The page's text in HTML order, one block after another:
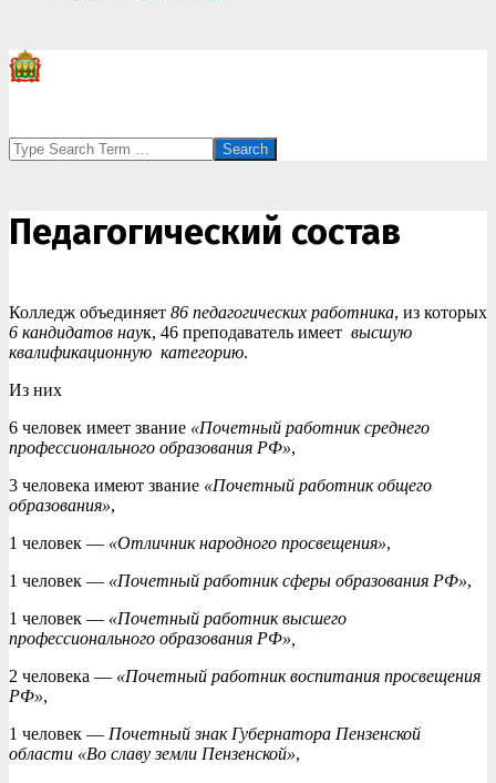
Search
Педагогический состав
Колледж объединяет 86 педагогических работника, из которых
6 кандидатов наук, 46 преподаватель имеет высшую
квалификационную категорию.
Из них
6 человек имеет звание «Почетный работник среднего
профессионального образования РФ»,
3 человека имеют звание «Почетный работник общего
образования»,
1 человек — «Отличник народного просвещения»,
1 человек — «Почетный работник сферы образования РФ»,
1 человек — «Почетный работник высшего
профессионального образования РФ»,
2 человека — «Почетный работник воспитания просвещения
РФ»,
1 человек — Почетный знак Губернатора Пензенской
области «Во славу земли Пензенской»,